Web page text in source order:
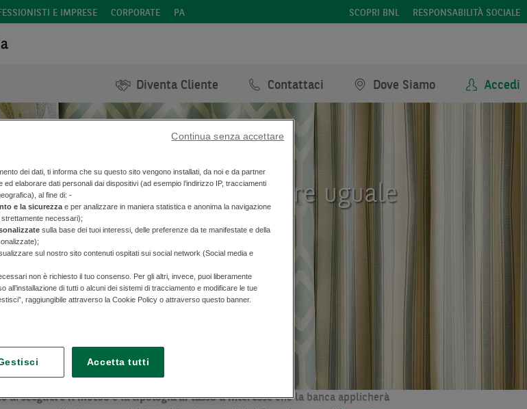
E IMPRESE CORPORATE PA RESPONSABILITÀ SOCIALE
SCOPRI BNL
Accedi
Dove Siamo
Contattaci
Diventa Cliente
di una rata sempre uguale
SCOPRI I MUTUI BNL
discegliere il mutuoè latipologia di tasso d’interesseche la banca applicherà
dei dati, ti informa che su questo sito vengono installati, da noi e da partner
elaborare dati personali dai dispositivi (ad esempio l’indirizzo IP, tracciamenti
al fine di: -
e la sicurezza e per analizzare in maniera statistica e anonima la navigazione
necessari);
sulla base dei tuoi interessi, delle preferenze da te manifestate e della
sul nostro sito contenuti ospitati sui social network (Social media e
non è richiesto il tuo consenso. Per gli altri, invece, puoi liberamente
all’installazione di tutti o alcuni dei sistemi di tracciamento e modificare le tue
raggiungibile attraverso la Cookie Policy o attraverso questo banner.
Accetta tutti
Continua senza accettare